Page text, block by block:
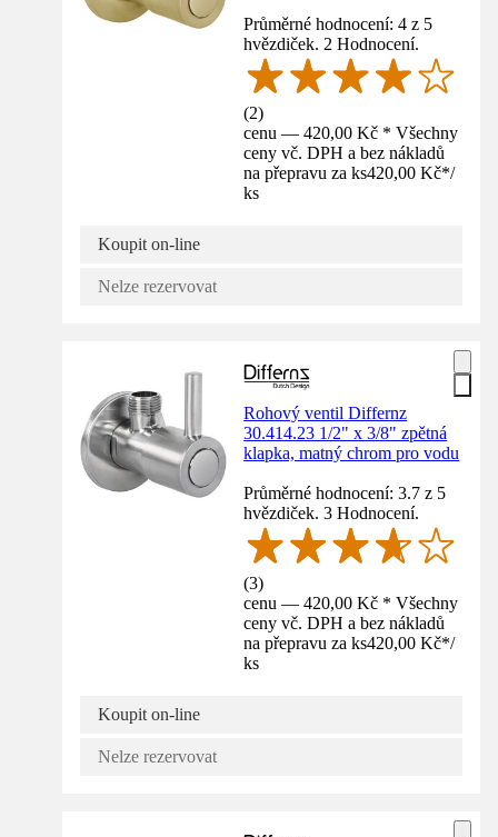
Průměrné hodnocení: 4 z 5
hvězdiček. 2 Hodnocení.
(2)
cenu — 420,00 Kč * Všechny
ceny vč. DPH a bez nákladů
na přepravu za ks420,00 Kč*/
ks
Koupit on-line
Nelze rezervovat
Rohový ventil Differnz
30.414.23 1/2" x 3/8" zpětná
klapka, matný chrom pro vodu
Průměrné hodnocení: 3.7 z 5
hvězdiček. 3 Hodnocení.
(3)
cenu — 420,00 Kč * Všechny
ceny vč. DPH a bez nákladů
na přepravu za ks420,00 Kč*/
ks
Koupit on-line
Nelze rezervovat